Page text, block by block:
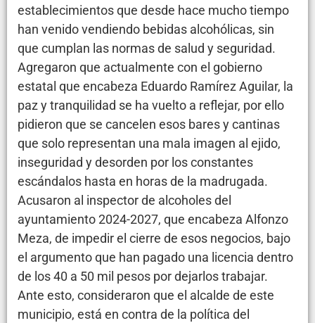
establecimientos que desde hace mucho tiempo
han venido vendiendo bebidas alcohólicas, sin
que cumplan las normas de salud y seguridad.
Agregaron que actualmente con el gobierno
estatal que encabeza Eduardo Ramírez Aguilar, la
paz y tranquilidad se ha vuelto a reflejar, por ello
pidieron que se cancelen esos bares y cantinas
que solo representan una mala imagen al ejido,
inseguridad y desorden por los constantes
escándalos hasta en horas de la madrugada.
Acusaron al inspector de alcoholes del
ayuntamiento 2024-2027, que encabeza Alfonzo
Meza, de impedir el cierre de esos negocios, bajo
el argumento que han pagado una licencia dentro
de los 40 a 50 mil pesos por dejarlos trabajar.
Ante esto, consideraron que el alcalde de este
municipio, está en contra de la política del